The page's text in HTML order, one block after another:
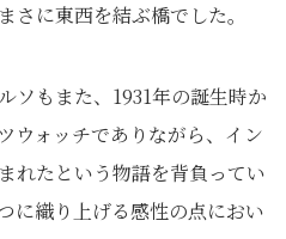
さに東西を結ぶ橋でした。
ソもまた、1931年の誕生時か
ウォッチでありながら、イン
れたという物語を背負ってい
に織り上げる感性の点におい